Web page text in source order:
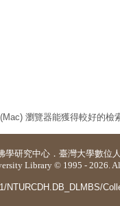
瀏覽器能獲得較好的檢
學研究中心 ． 臺灣大學數位
Library © 1995 - 2026.
NTURCDH.DB_DLMBS/